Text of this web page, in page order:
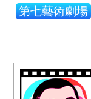
第七藝術劇場